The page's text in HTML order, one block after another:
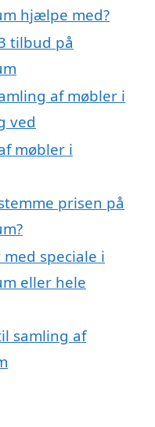
hjælpe med?
tilbud på
af møbler i
ved
møbler i
prisen på
speciale i
eller hele
samling af